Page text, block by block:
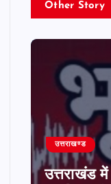
Other Story
उत्तराखण्ड
उत्तराखंड में